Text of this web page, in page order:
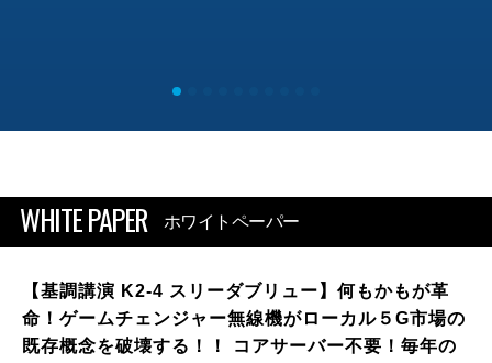
WHITE PAPER ホワイトペーパー
【基調講演 K2-4 スリーダブリュー】何もかもが革
命！ゲームチェンジャー無線機がローカル５G市場の
既存概念を破壊する！！ コアサーバー不要！毎年の